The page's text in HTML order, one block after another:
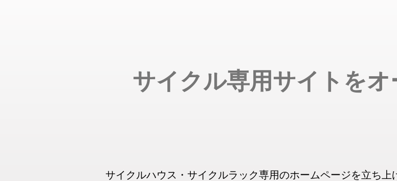
サイクル専用サイトを
サイクルハウス・サイクルラック専用のホームページを立ち上